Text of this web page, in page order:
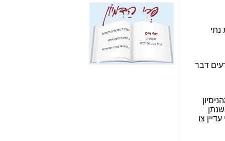
אחת הרגליים של "תיק
4000 התפור"
התמוטטה היום
בניצחון (כפול) של בזק
-
כאן
איך כתבות מפנקות